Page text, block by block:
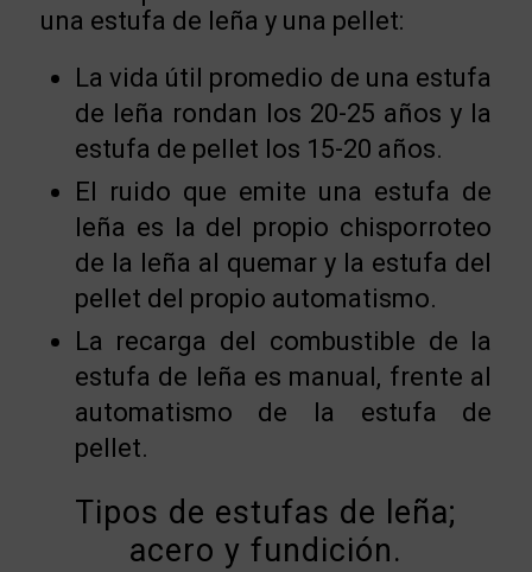
una estufa de leña y una pellet:
La vida útil promedio de una estufa
de leña rondan los 20-25 años y la
estufa de pellet los 15-20 años.
El ruido que emite una estufa de
leña es la del propio chisporroteo
de la leña al quemar y la estufa del
pellet del propio automatismo.
La recarga del combustible de la
estufa de leña es manual, frente al
automatismo de la estufa de
pellet.
Tipos de estufas de leña;
acero y fundición.